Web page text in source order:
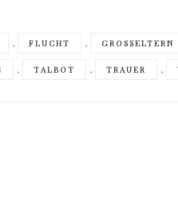
, FLUCHT , GROSSELTERN
, TALBOT , TRAUER ,